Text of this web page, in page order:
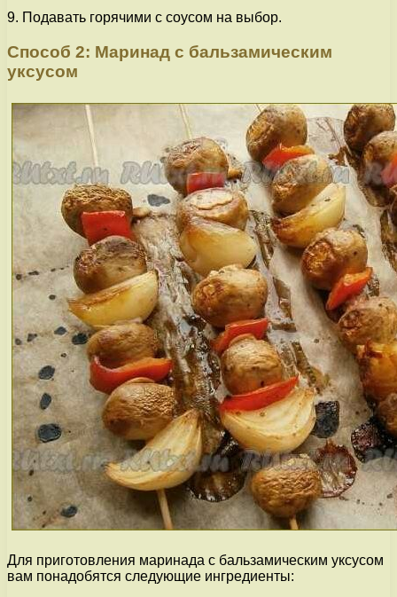
9. Подавать горячими с соусом на выбор.
Способ 2: Маринад с бальзамическим
уксусом
Для приготовления маринада с бальзамическим уксусом
вам понадобятся следующие ингредиенты: